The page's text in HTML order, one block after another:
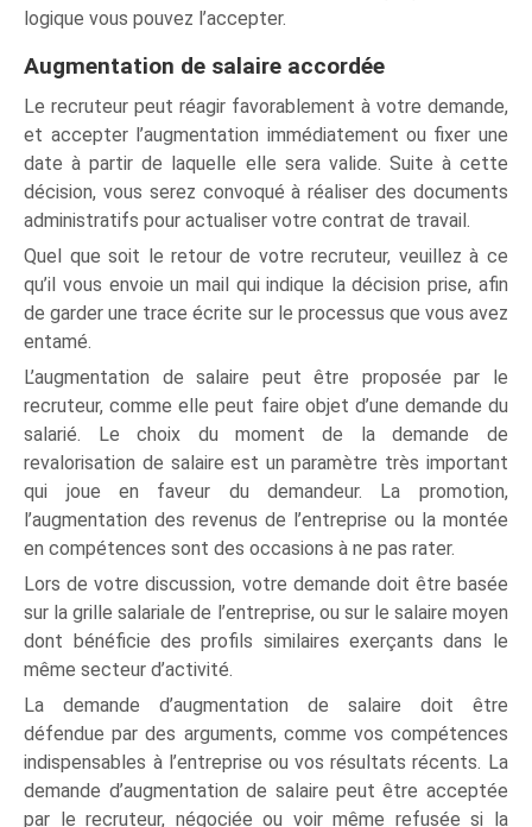
logique vous pouvez l’accepter.
Augmentation de salaire accordée
Le recruteur peut réagir favorablement à votre demande,
et accepter l’augmentation immédiatement ou fixer une
date à partir de laquelle elle sera valide. Suite à cette
décision, vous serez convoqué à réaliser des documents
administratifs pour actualiser votre contrat de travail.
Quel que soit le retour de votre recruteur, veuillez à ce
qu’il vous envoie un mail qui indique la décision prise, afin
de garder une trace écrite sur le processus que vous avez
entamé.
L’augmentation de salaire peut être proposée par le
recruteur, comme elle peut faire objet d’une demande du
salarié. Le choix du moment de la demande de
revalorisation de salaire est un paramètre très important
qui joue en faveur du demandeur. La promotion,
l’augmentation des revenus de l’entreprise ou la montée
en compétences sont des occasions à ne pas rater.
Lors de votre discussion, votre demande doit être basée
sur la grille salariale de l’entreprise, ou sur le salaire moyen
dont bénéficie des profils similaires exerçants dans le
même secteur d’activité.
La demande d’augmentation de salaire doit être
défendue par des arguments, comme vos compétences
indispensables à l’entreprise ou vos résultats récents. La
demande d’augmentation de salaire peut être acceptée
par le recruteur, négociée ou voir même refusée si la